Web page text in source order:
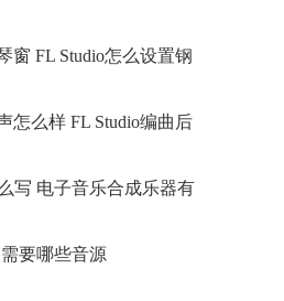
窗 FL Studio怎么设置钢
怎么样 FL Studio编曲后
写 电子音乐合成乐器有
要哪些音源